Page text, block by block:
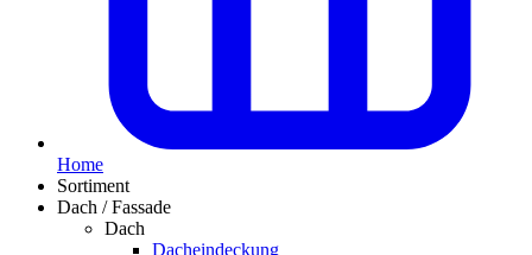
Home
Sortiment
Dach / Fassade
Dach
Dacheindeckung